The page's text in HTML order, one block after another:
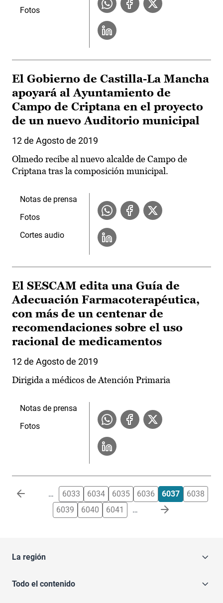
Fotos
El Gobierno de Castilla-La Mancha
apoyará al Ayuntamiento de
Campo de Criptana en el proyecto
de un nuevo Auditorio municipal
12 de Agosto de 2019
Olmedo recibe al nuevo alcalde de Campo de
Criptana tras la composición municipal.
Notas de prensa
Fotos
Cortes audio
El SESCAM edita una Guía de
Adecuación Farmacoterapéutica,
con más de un centenar de
recomendaciones sobre el uso
racional de medicamentos
12 de Agosto de 2019
Dirigida a médicos de Atención Primaria
Notas de prensa
Fotos
Paginación … 6033 6034 6035 6036 6037
6038
6039
6040 6041 …
La región
Todo el contenido